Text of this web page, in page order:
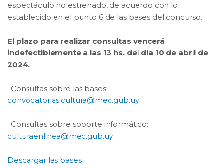
espectáculo no estrenado, de acuerdo con lo
establecido en el punto 6 de las bases del concurso.
El plazo para realizar consultas vencerá
indefectiblemente a las 13 hs. del día 10 de abril de
2024.
. Consultas sobre las bases:
convocatorias.cultura@mec.gub.uy
. Consultas sobre soporte informático:
culturaenlinea@mec.gub.uy
Descargar las bases